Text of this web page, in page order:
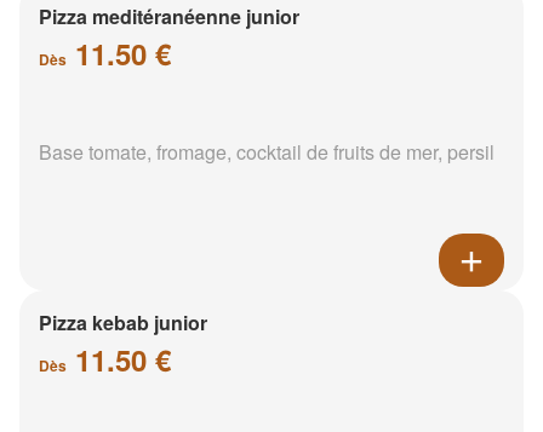
Pizza meditéranéenne junior
Dès 11.50 €
Base tomate, fromage, cocktail de fruits de mer, persil
Pizza kebab junior
Dès 11.50 €